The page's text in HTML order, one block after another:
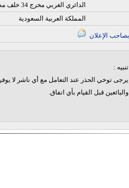
الدائري الغربي مخرج 34 خلف مطعم غوزي
المملكة العربية السعودية
تنبيه :
يرجى توخي الحذر عند التعامل مع أي ناشر لا
والبائعين قبل القيام بأي اتفاق.